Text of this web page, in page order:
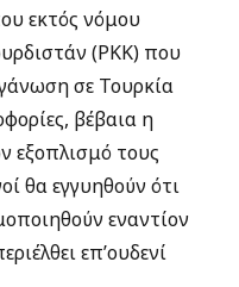
εκτός νόμου
(PKK) που
σε Τουρκία
βέβαια η
εξοπλισμό τους
θα εγγυηθούν ότι
εναντίον
επ’ουδενί